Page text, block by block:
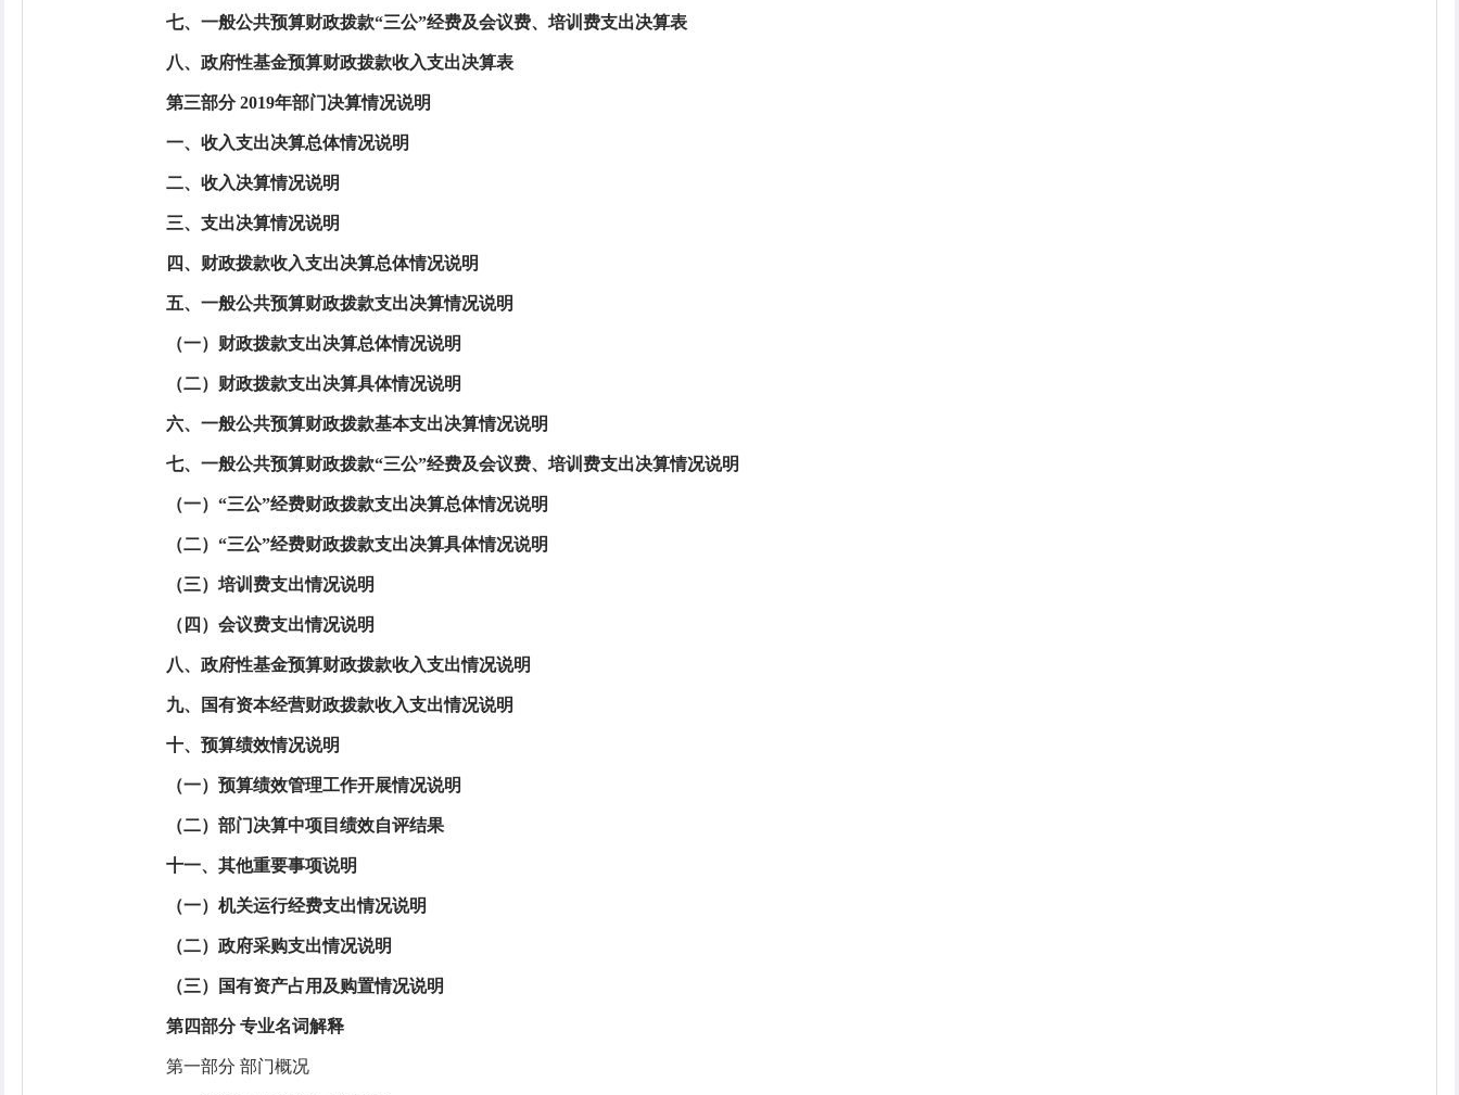
七、一般公共预算财政拨款“三公”经费及会议费、培训费支出决算表
八、政府性基金预算财政拨款收入支出决算表
第三部分 2019年部门决算情况说明
一、收入支出决算总体情况说明
二、收入决算情况说明
三、支出决算情况说明
四、财政拨款收入支出决算总体情况说明
五、一般公共预算财政拨款支出决算情况说明
（一）财政拨款支出决算总体情况说明
（二）财政拨款支出决算具体情况说明
六、一般公共预算财政拨款基本支出决算情况说明
七、一般公共预算财政拨款“三公”经费及会议费、培训费支出决算情况说明
（一）“三公”经费财政拨款支出决算总体情况说明
（二）“三公”经费财政拨款支出决算具体情况说明
（三）培训费支出情况说明
（四）会议费支出情况说明
八、政府性基金预算财政拨款收入支出情况说明
九、国有资本经营财政拨款收入支出情况说明
十、预算绩效情况说明
（一）预算绩效管理工作开展情况说明
（二）部门决算中项目绩效自评结果
十一、其他重要事项说明
（一）机关运行经费支出情况说明
（二）政府采购支出情况说明
（三）国有资产占用及购置情况说明
第四部分 专业名词解释
第一部分 部门概况